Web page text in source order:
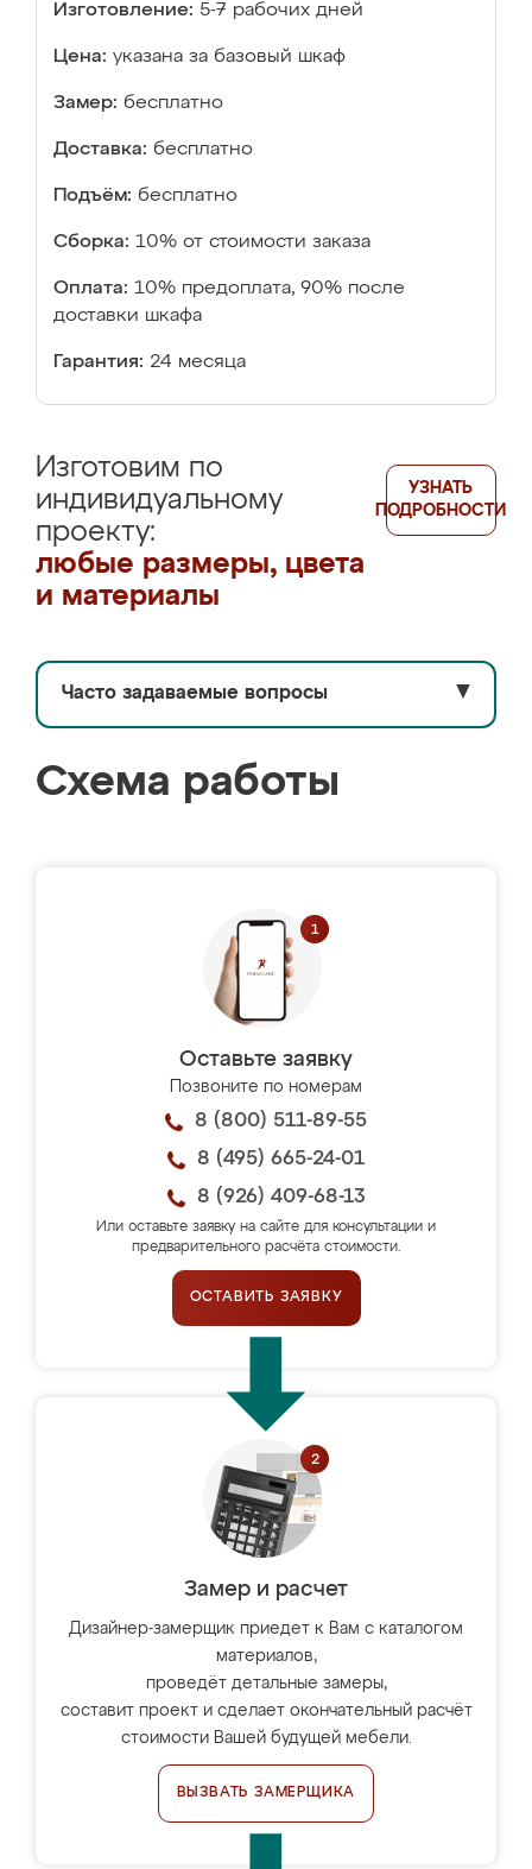
Изготовление: 5-7 рабочих дней
Цена: указана за базовый шкаф
Замер: бесплатно
Доставка: бесплатно
Подъём: бесплатно
Сборка: 10% от стоимости заказа
Оплата: 10% предоплата, 90% после
доставки шкафа
Гарантия: 24 месяца
Изготовим по
индивидуальному
проекту:
любые размеры, цвета
и материалы
УЗНАТЬ
ПОДРОБНОСТИ
Часто задаваемые вопросы ▼
Схема работы
Оставьте заявку
Позвоните по номерам
8 (800) 511-89-55
8 (495) 665-24-01
8 (926) 409-68-13
Или оставьте заявку на сайте для консультации и
предварительного расчёта стоимости.
ОСТАВИТЬ ЗАЯВКУ
Замер и расчет
Дизайнер-замерщик приедет к Вам с каталогом
материалов,
проведёт детальные замеры,
составит проект и сделает окончательный расчёт
стоимости Вашей будущей мебели.
ВЫЗВАТЬ ЗАМЕРЩИКА